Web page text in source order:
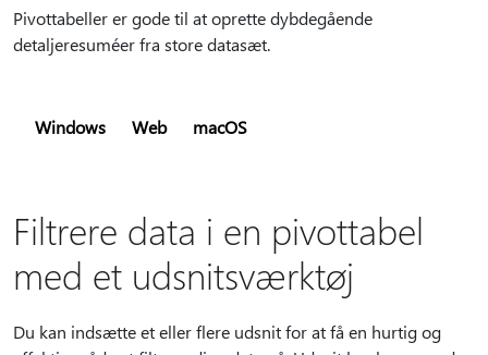
Pivottabeller er gode til at oprette dybdegående
detaljeresuméer fra store datasæt.
Windows Web macOS
Filtrere data i en pivottabel
med et udsnitsværktøj
Du kan indsætte et eller flere udsnit for at få en hurtig og